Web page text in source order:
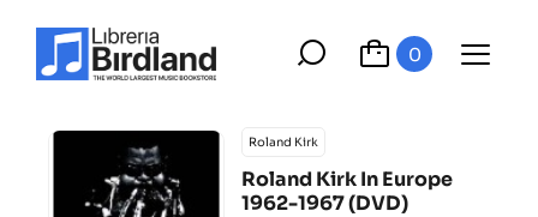
0
Roland Kirk
Roland Kirk In Europe
1962-1967 (DVD)